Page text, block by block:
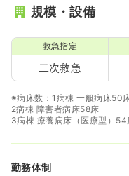
規模・設備
救急指定
二次救急
※病床数：1病棟 一般病床50
2病棟 障害者病床58床
3病棟 療養病床（医療型）
勤務体制